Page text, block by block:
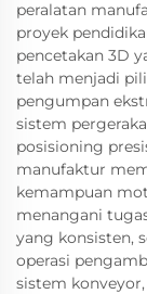
peralatan
proyek
pencetakan 3D
telah menjadi
pengumpan
sistem
posisioning
manufaktur
kemampuan
menangani
yang konsisten,
operasi
sistem